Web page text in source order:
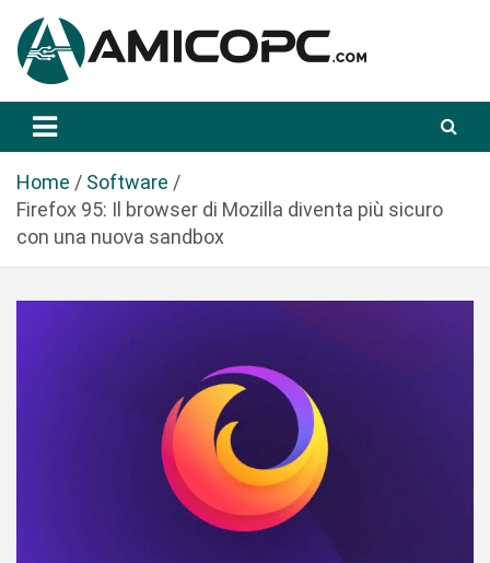
a
Amicopc.com
Home
Software
Firefox 95: Il browser di Mozilla diventa più sicuro
con una nuova sandbox